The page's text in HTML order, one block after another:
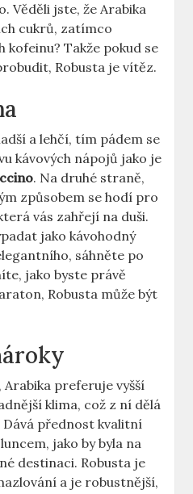
Věděli jste, že Arabika
cukrů, zatímco
kofeinu? Takže pokud se
Robusta je vítěz.
a lehčí, tím pádem se
kávových nápojů jako je
. Na druhé straně,
způsobem se hodí pro
vás zahřejí na duši.
jako kávohodný
sáhněte po
jako byste právě
Robusta může být
preferuje vyšší
klima, což z ní dělá
přednost kvalitní
jako by byla na
destinaci. Robusta je
a je robustnější,